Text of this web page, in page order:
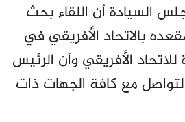
السيادة أن اللقاء بحث
بالاتحاد الأفريقي في
الأفريقي وأن الرئيس
مع كافة الجهات ذات